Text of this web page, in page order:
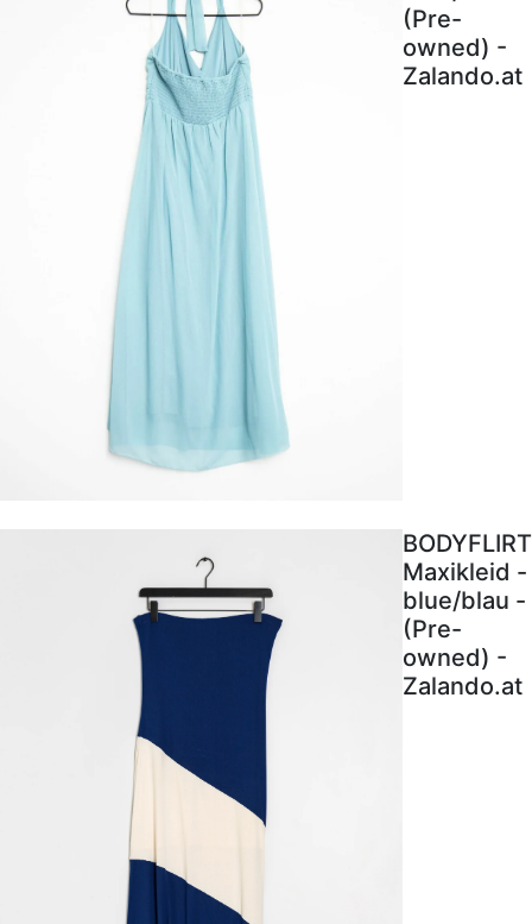
(Pre-
owned) -
Zalando.at
BODYFLIRT
Maxikleid -
blue/blau -
(Pre-
owned) -
Zalando.at